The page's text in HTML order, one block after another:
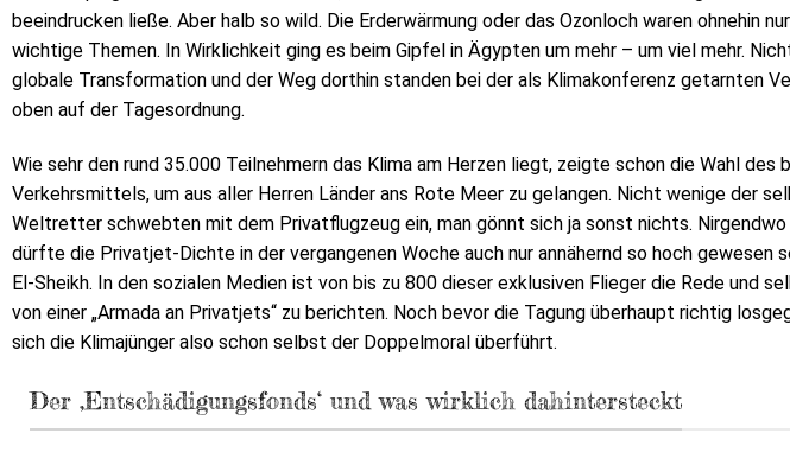
beeindrucken ließe. Aber halb so wild. Die Erderwärmung oder das Ozonloch waren ohnehin
wichtige Themen. In Wirklichkeit ging es beim Gipfel in Ägypten um mehr – um viel mehr.
globale Transformation und der Weg dorthin standen bei der als Klimakonferenz getarnten
oben auf der Tagesordnung.
Wie sehr den rund 35.000 Teilnehmern das Klima am Herzen liegt, zeigte schon die Wahl des
Verkehrsmittels, um aus aller Herren Länder ans Rote Meer zu gelangen. Nicht wenige der
Weltretter schwebten mit dem Privatflugzeug ein, man gönnt sich ja sonst nichts.
dürfte die Privatjet-Dichte in der vergangenen Woche auch nur annähernd so hoch gewesen
El-Sheikh. In den sozialen Medien ist von bis zu 800 dieser exklusiven Flieger die Rede und
von einer „Armada an Privatjets“ zu berichten. Noch bevor die Tagung überhaupt richtig
sich die Klimajünger also schon selbst der Doppelmoral überführt.
Der ‚Entschädigungsfonds‘ und was wirklich dahintersteckt